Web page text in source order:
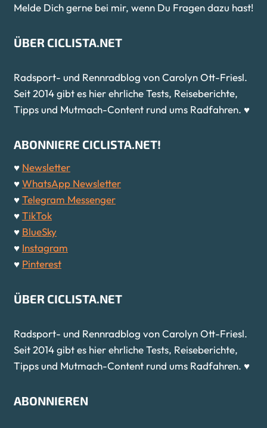
Melde Dich gerne bei mir, wenn Du Fragen dazu hast!
ÜBER CICLISTA.NET
Radsport- und Rennradblog von Carolyn Ott-Friesl.
Seit 2014 gibt es hier ehrliche Tests, Reiseberichte,
Tipps und Mutmach-Content rund ums Radfahren. ♥
ABONNIERE CICLISTA.NET!
♥ Newsletter
♥WhatsApp Newsletter
♥Telegram Messenger
♥TikTok
♥ BlueSky
♥ Instagram
♥ Pinterest
ÜBER CICLISTA.NET
Radsport- und Rennradblog von Carolyn Ott-Friesl.
Seit 2014 gibt es hier ehrliche Tests, Reiseberichte,
Tipps und Mutmach-Content rund ums Radfahren. ♥
ABONNIEREN